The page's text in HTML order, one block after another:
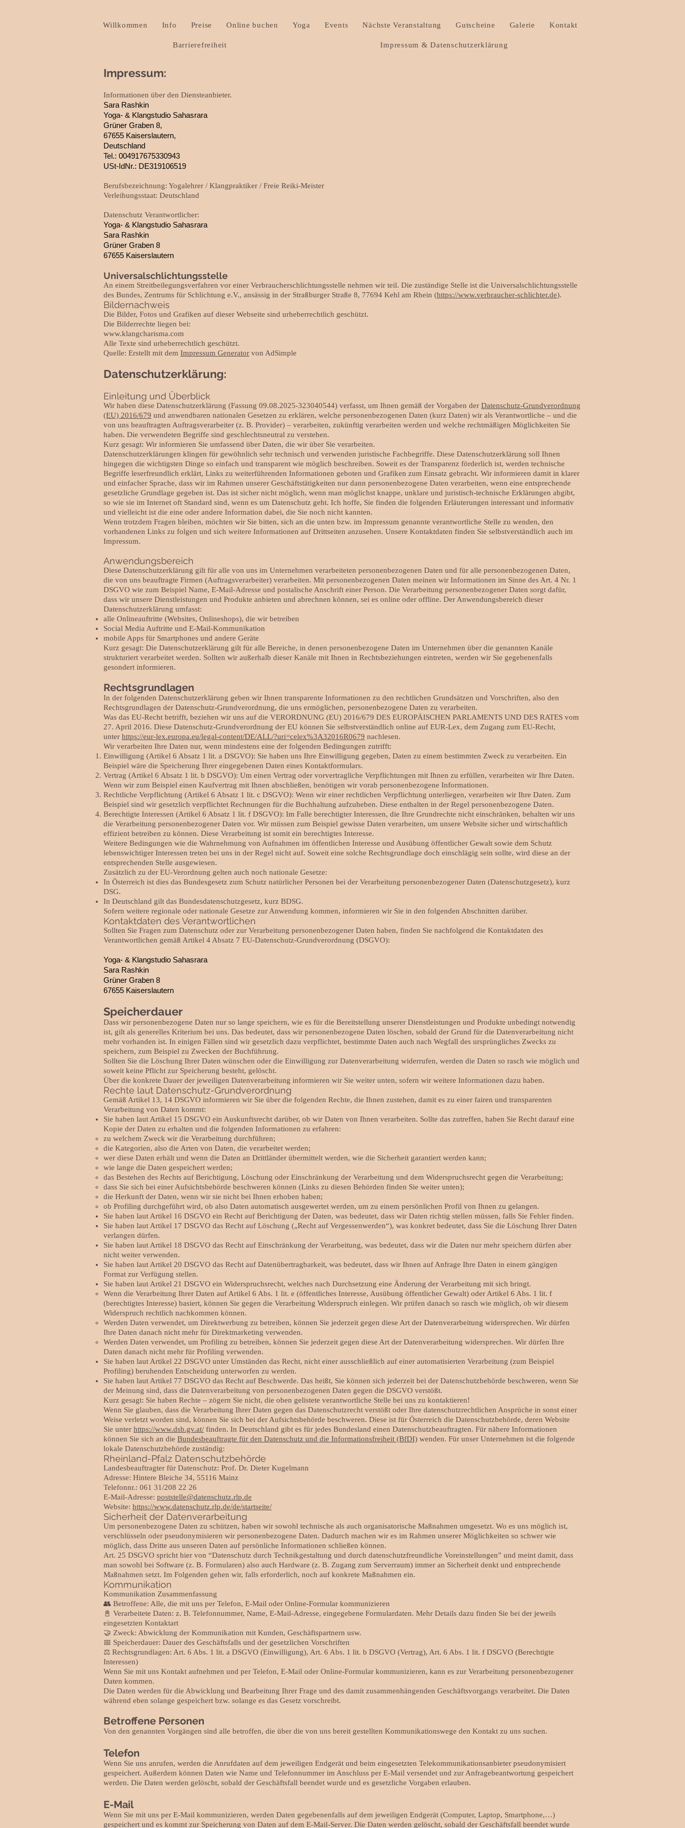
Willkommen Info Preise Online buchen Yoga Events Nächste Veranstaltung Gutscheine Galerie Kontakt
Barrierefreiheit Impressum & Datenschutzerklärung
Impressum:
Informationen über den Diensteanbieter.
Sara Rashkin
Yoga- & Klangstudio Sahasrara
Grüner Graben 8,
67655 Kaiserslautern,
Deutschland
Tel.: 004917675330943
USt-IdNr.: DE319106519
Berufsbezeichnung: Yogalehrer / Klangpraktiker / Freie Reiki-Meister
Verleihungsstaat: Deutschland
Datenschutz Verantwortlicher:
Yoga- & Klangstudio Sahasrara
Sara Rashkin
Grüner Graben 8
67655 Kaiserslautern
Universal­schlichtungs­stelle
An einem Streitbeilegungsverfahren vor einer Verbraucherschlichtungsstelle nehmen wir teil. Die zuständige Stelle ist die Universalschlichtungsstelle
des Bundes, Zentrums für Schlichtung e.V., ansässig in der Straßburger Straße 8, 77694 Kehl am Rhein (https://www.verbraucher-schlichter.de).
Bildernachweis
Die Bilder, Fotos und Grafiken auf dieser Webseite sind urheberrechtlich geschützt.
Die Bilderrechte liegen bei:
www.klangcharisma.com
Alle Texte sind urheberrechtlich geschützt.
Quelle: Erstellt mit dem Impressum Generator von AdSimple
Datenschutzerklärung:
Einleitung und Überblick​
Wir haben diese Datenschutzerklärung (Fassung 09.08.2025-323040544) verfasst, um Ihnen gemäß der Vorgaben der Datenschutz-Grundverordnung
(EU) 2016/679 und anwendbaren nationalen Gesetzen zu erklären, welche personenbezogenen Daten (kurz Daten) wir als Verantwortliche – und die
von uns beauftragten Auftragsverarbeiter (z. B. Provider) – verarbeiten, zukünftig verarbeiten werden und welche rechtmäßigen Möglichkeiten Sie
haben. Die verwendeten Begriffe sind geschlechtsneutral zu verstehen.
Kurz gesagt: Wir informieren Sie umfassend über Daten, die wir über Sie verarbeiten.
Datenschutzerklärungen klingen für gewöhnlich sehr technisch und verwenden juristische Fachbegriffe. Diese Datenschutzerklärung soll Ihnen
hingegen die wichtigsten Dinge so einfach und transparent wie möglich beschreiben. Soweit es der Transparenz förderlich ist, werden technische
Begriffe leserfreundlich erklärt, Links zu weiterführenden Informationen geboten und Grafiken zum Einsatz gebracht. Wir informieren damit in klarer
und einfacher Sprache, dass wir im Rahmen unserer Geschäftstätigkeiten nur dann personenbezogene Daten verarbeiten, wenn eine entsprechende
gesetzliche Grundlage gegeben ist. Das ist sicher nicht möglich, wenn man möglichst knappe, unklare und juristisch-technische Erklärungen abgibt,
so wie sie im Internet oft Standard sind, wenn es um Datenschutz geht. Ich hoffe, Sie finden die folgenden Erläuterungen interessant und informativ
und vielleicht ist die eine oder andere Information dabei, die Sie noch nicht kannten.
Wenn trotzdem Fragen bleiben, möchten wir Sie bitten, sich an die unten bzw. im Impressum genannte verantwortliche Stelle zu wenden, den
vorhandenen Links zu folgen und sich weitere Informationen auf Drittseiten anzusehen. Unsere Kontaktdaten finden Sie selbstverständlich auch im
Impressum.
Anwendungsbereich
Diese Datenschutzerklärung gilt für alle von uns im Unternehmen verarbeiteten personenbezogenen Daten und für alle personenbezogenen Daten,
die von uns beauftragte Firmen (Auftragsverarbeiter) verarbeiten. Mit personenbezogenen Daten meinen wir Informationen im Sinne des Art. 4 Nr. 1
DSGVO wie zum Beispiel Name, E-Mail-Adresse und postalische Anschrift einer Person. Die Verarbeitung personenbezogener Daten sorgt dafür,
dass wir unsere Dienstleistungen und Produkte anbieten und abrechnen können, sei es online oder offline. Der Anwendungsbereich dieser
Datenschutzerklärung umfasst:
alle Onlineauftritte (Websites, Onlineshops), die wir betreiben
Social Media Auftritte und E-Mail-Kommunikation
mobile Apps für Smartphones und andere Geräte
Kurz gesagt: Die Datenschutzerklärung gilt für alle Bereiche, in denen personenbezogene Daten im Unternehmen über die genannten Kanäle
strukturiert verarbeitet werden. Sollten wir außerhalb dieser Kanäle mit Ihnen in Rechtsbeziehungen eintreten, werden wir Sie gegebenenfalls
gesondert informieren.
Rechtsgrundlagen
In der folgenden Datenschutzerklärung geben wir Ihnen transparente Informationen zu den rechtlichen Grundsätzen und Vorschriften, also den
Rechtsgrundlagen der Datenschutz-Grundverordnung, die uns ermöglichen, personenbezogene Daten zu verarbeiten.
Was das EU-Recht betrifft, beziehen wir uns auf die VERORDNUNG (EU) 2016/679 DES EUROPÄISCHEN PARLAMENTS UND DES RATES vom
27. April 2016. Diese Datenschutz-Grundverordnung der EU können Sie selbstverständlich online auf EUR-Lex, dem Zugang zum EU-Recht,
unter https://eur-lex.europa.eu/legal-content/DE/ALL/?uri=celex%3A32016R0679 nachlesen.
Wir verarbeiten Ihre Daten nur, wenn mindestens eine der folgenden Bedingungen zutrifft:
Einwilligung (Artikel 6 Absatz 1 lit. a DSGVO): Sie haben uns Ihre Einwilligung gegeben, Daten zu einem bestimmten Zweck zu verarbeiten. Ein
Beispiel wäre die Speicherung Ihrer eingegebenen Daten eines Kontaktformulars.
Vertrag (Artikel 6 Absatz 1 lit. b DSGVO): Um einen Vertrag oder vorvertragliche Verpflichtungen mit Ihnen zu erfüllen, verarbeiten wir Ihre Daten.
Wenn wir zum Beispiel einen Kaufvertrag mit Ihnen abschließen, benötigen wir vorab personenbezogene Informationen.
Rechtliche Verpflichtung (Artikel 6 Absatz 1 lit. c DSGVO): Wenn wir einer rechtlichen Verpflichtung unterliegen, verarbeiten wir Ihre Daten. Zum
Beispiel sind wir gesetzlich verpflichtet Rechnungen für die Buchhaltung aufzuheben. Diese enthalten in der Regel personenbezogene Daten.
Berechtigte Interessen (Artikel 6 Absatz 1 lit. f DSGVO): Im Falle berechtigter Interessen, die Ihre Grundrechte nicht einschränken, behalten wir uns
die Verarbeitung personenbezogener Daten vor. Wir müssen zum Beispiel gewisse Daten verarbeiten, um unsere Website sicher und wirtschaftlich
effizient betreiben zu können. Diese Verarbeitung ist somit ein berechtigtes Interesse.
Weitere Bedingungen wie die Wahrnehmung von Aufnahmen im öffentlichen Interesse und Ausübung öffentlicher Gewalt sowie dem Schutz
lebenswichtiger Interessen treten bei uns in der Regel nicht auf. Soweit eine solche Rechtsgrundlage doch einschlägig sein sollte, wird diese an der
entsprechenden Stelle ausgewiesen.
Zusätzlich zu der EU-Verordnung gelten auch noch nationale Gesetze:
In Österreich ist dies das Bundesgesetz zum Schutz natürlicher Personen bei der Verarbeitung personenbezogener Daten (Datenschutzgesetz), kurz
DSG.
In Deutschland gilt das Bundesdatenschutzgesetz, kurz BDSG.
Sofern weitere regionale oder nationale Gesetze zur Anwendung kommen, informieren wir Sie in den folgenden Abschnitten darüber.
Kontaktdaten des Verantwortlichen
Sollten Sie Fragen zum Datenschutz oder zur Verarbeitung personenbezogener Daten haben, finden Sie nachfolgend die Kontaktdaten des
Verantwortlichen gemäß Artikel 4 Absatz 7 EU-Datenschutz-Grundverordnung (DSGVO):
Yoga- & Klangstudio Sahasrara
Sara Rashkin
Grüner Graben 8
67655 Kaiserslautern
Speicherdauer
Dass wir personenbezogene Daten nur so lange speichern, wie es für die Bereitstellung unserer Dienstleistungen und Produkte unbedingt notwendig
ist, gilt als generelles Kriterium bei uns. Das bedeutet, dass wir personenbezogene Daten löschen, sobald der Grund für die Datenverarbeitung nicht
mehr vorhanden ist. In einigen Fällen sind wir gesetzlich dazu verpflichtet, bestimmte Daten auch nach Wegfall des ursprüngliches Zwecks zu
speichern, zum Beispiel zu Zwecken der Buchführung.
Sollten Sie die Löschung Ihrer Daten wünschen oder die Einwilligung zur Datenverarbeitung widerrufen, werden die Daten so rasch wie möglich und
soweit keine Pflicht zur Speicherung besteht, gelöscht.
Über die konkrete Dauer der jeweiligen Datenverarbeitung informieren wir Sie weiter unten, sofern wir weitere Informationen dazu haben.
Rechte laut Datenschutz-Grundverordnung
Gemäß Artikel 13, 14 DSGVO informieren wir Sie über die folgenden Rechte, die Ihnen zustehen, damit es zu einer fairen und transparenten
Verarbeitung von Daten kommt:
Sie haben laut Artikel 15 DSGVO ein Auskunftsrecht darüber, ob wir Daten von Ihnen verarbeiten. Sollte das zutreffen, haben Sie Recht darauf eine
Kopie der Daten zu erhalten und die folgenden Informationen zu erfahren:
zu welchem Zweck wir die Verarbeitung durchführen;
die Kategorien, also die Arten von Daten, die verarbeitet werden;
wer diese Daten erhält und wenn die Daten an Drittländer übermittelt werden, wie die Sicherheit garantiert werden kann;
wie lange die Daten gespeichert werden;
das Bestehen des Rechts auf Berichtigung, Löschung oder Einschränkung der Verarbeitung und dem Widerspruchsrecht gegen die Verarbeitung;
dass Sie sich bei einer Aufsichtsbehörde beschweren können (Links zu diesen Behörden finden Sie weiter unten);
die Herkunft der Daten, wenn wir sie nicht bei Ihnen erhoben haben;
ob Profiling durchgeführt wird, ob also Daten automatisch ausgewertet werden, um zu einem persönlichen Profil von Ihnen zu gelangen.
Sie haben laut Artikel 16 DSGVO ein Recht auf Berichtigung der Daten, was bedeutet, dass wir Daten richtig stellen müssen, falls Sie Fehler finden.
Sie haben laut Artikel 17 DSGVO das Recht auf Löschung („Recht auf Vergessenwerden“), was konkret bedeutet, dass Sie die Löschung Ihrer Daten
verlangen dürfen.
Sie haben laut Artikel 18 DSGVO das Recht auf Einschränkung der Verarbeitung, was bedeutet, dass wir die Daten nur mehr speichern dürfen aber
nicht weiter verwenden.
Sie haben laut Artikel 20 DSGVO das Recht auf Datenübertragbarkeit, was bedeutet, dass wir Ihnen auf Anfrage Ihre Daten in einem gängigen
Format zur Verfügung stellen.
Sie haben laut Artikel 21 DSGVO ein Widerspruchsrecht, welches nach Durchsetzung eine Änderung der Verarbeitung mit sich bringt.
Wenn die Verarbeitung Ihrer Daten auf Artikel 6 Abs. 1 lit. e (öffentliches Interesse, Ausübung öffentlicher Gewalt) oder Artikel 6 Abs. 1 lit. f
(berechtigtes Interesse) basiert, können Sie gegen die Verarbeitung Widerspruch einlegen. Wir prüfen danach so rasch wie möglich, ob wir diesem
Widerspruch rechtlich nachkommen können.
Werden Daten verwendet, um Direktwerbung zu betreiben, können Sie jederzeit gegen diese Art der Datenverarbeitung widersprechen. Wir dürfen
Ihre Daten danach nicht mehr für Direktmarketing verwenden.
Werden Daten verwendet, um Profiling zu betreiben, können Sie jederzeit gegen diese Art der Datenverarbeitung widersprechen. Wir dürfen Ihre
Daten danach nicht mehr für Profiling verwenden.
Sie haben laut Artikel 22 DSGVO unter Umständen das Recht, nicht einer ausschließlich auf einer automatisierten Verarbeitung (zum Beispiel
Profiling) beruhenden Entscheidung unterworfen zu werden.
Sie haben laut Artikel 77 DSGVO das Recht auf Beschwerde. Das heißt, Sie können sich jederzeit bei der Datenschutzbehörde beschweren, wenn Sie
der Meinung sind, dass die Datenverarbeitung von personenbezogenen Daten gegen die DSGVO verstößt.
Kurz gesagt: Sie haben Rechte – zögern Sie nicht, die oben gelistete verantwortliche Stelle bei uns zu kontaktieren!
Wenn Sie glauben, dass die Verarbeitung Ihrer Daten gegen das Datenschutzrecht verstößt oder Ihre datenschutzrechtlichen Ansprüche in sonst einer
Weise verletzt worden sind, können Sie sich bei der Aufsichtsbehörde beschweren. Diese ist für Österreich die Datenschutzbehörde, deren Website
Sie unter https://www.dsb.gv.at/ finden. In Deutschland gibt es für jedes Bundesland einen Datenschutzbeauftragten. Für nähere Informationen
können Sie sich an die Bundesbeauftragte für den Datenschutz und die Informationsfreiheit (BfDI) wenden. Für unser Unternehmen ist die folgende
lokale Datenschutzbehörde zuständig:
Rheinland-Pfalz Datenschutzbehörde
Landesbeauftragter für Datenschutz: Prof. Dr. Dieter Kugelmann
Adresse: Hintere Bleiche 34, 55116 Mainz
Telefonnr.: 061 31/208 22 26
E-Mail-Adresse: poststelle@datenschutz.rlp.de
Website: https://www.datenschutz.rlp.de/de/startseite/
Sicherheit der Datenverarbeitung
Um personenbezogene Daten zu schützen, haben wir sowohl technische als auch organisatorische Maßnahmen umgesetzt. Wo es uns möglich ist,
verschlüsseln oder pseudonymisieren wir personenbezogene Daten. Dadurch machen wir es im Rahmen unserer Möglichkeiten so schwer wie
möglich, dass Dritte aus unseren Daten auf persönliche Informationen schließen können.
Art. 25 DSGVO spricht hier von “Datenschutz durch Technikgestaltung und durch datenschutzfreundliche Voreinstellungen” und meint damit, dass
man sowohl bei Software (z. B. Formularen) also auch Hardware (z. B. Zugang zum Serverraum) immer an Sicherheit denkt und entsprechende
Maßnahmen setzt. Im Folgenden gehen wir, falls erforderlich, noch auf konkrete Maßnahmen ein.
Kommunikation
Kommunikation Zusammenfassung
👥 Betroffene: Alle, die mit uns per Telefon, E-Mail oder Online-Formular kommunizieren
📓 Verarbeitete Daten: z. B. Telefonnummer, Name, E-Mail-Adresse, eingegebene Formulardaten. Mehr Details dazu finden Sie bei der jeweils
eingesetzten Kontaktart
🤝 Zweck: Abwicklung der Kommunikation mit Kunden, Geschäftspartnern usw.
📅 Speicherdauer: Dauer des Geschäftsfalls und der gesetzlichen Vorschriften
⚖️ Rechtsgrundlagen: Art. 6 Abs. 1 lit. a DSGVO (Einwilligung), Art. 6 Abs. 1 lit. b DSGVO (Vertrag), Art. 6 Abs. 1 lit. f DSGVO (Berechtigte
Interessen)
Wenn Sie mit uns Kontakt aufnehmen und per Telefon, E-Mail oder Online-Formular kommunizieren, kann es zur Verarbeitung personenbezogener
Daten kommen.
Die Daten werden für die Abwicklung und Bearbeitung Ihrer Frage und des damit zusammenhängenden Geschäftsvorgangs verarbeitet. Die Daten
während eben solange gespeichert bzw. solange es das Gesetz vorschreibt.
Betroffene Personen
Von den genannten Vorgängen sind alle betroffen, die über die von uns bereit gestellten Kommunikationswege den Kontakt zu uns suchen.
Telefon
Wenn Sie uns anrufen, werden die Anrufdaten auf dem jeweiligen Endgerät und beim eingesetzten Telekommunikationsanbieter pseudonymisiert
gespeichert. Außerdem können Daten wie Name und Telefonnummer im Anschluss per E-Mail versendet und zur Anfragebeantwortung gespeichert
werden. Die Daten werden gelöscht, sobald der Geschäftsfall beendet wurde und es gesetzliche Vorgaben erlauben.
E-Mail
Wenn Sie mit uns per E-Mail kommunizieren, werden Daten gegebenenfalls auf dem jeweiligen Endgerät (Computer, Laptop, Smartphone,…)
gespeichert und es kommt zur Speicherung von Daten auf dem E-Mail-Server. Die Daten werden gelöscht, sobald der Geschäftsfall beendet wurde